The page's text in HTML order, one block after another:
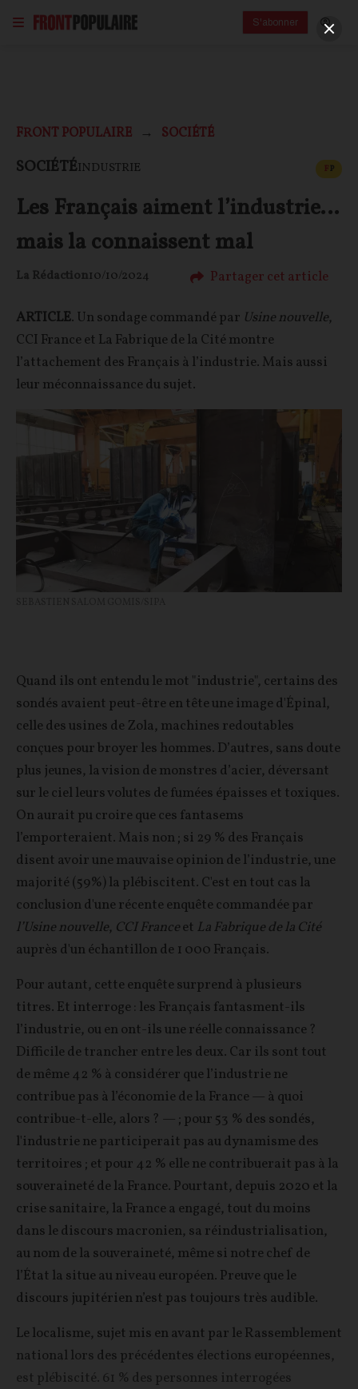
S'abonner
FRONT POPULAIRE SOCIÉTÉ
SOCIÉTÉINDUSTRIE FP
Les Français aiment l’industrie…
mais la connaissent mal
La Rédaction10/10/2024 Partager cet article
ARTICLE. Un sondage commandé par Usine nouvelle,
CCI France et La Fabrique de la Cité montre
l’attachement des Français à l’industrie. Mais aussi
leur méconnaissance du sujet.
Quand ils ont entendu le mot "industrie", certains des
sondés avaient peut-être en tête une image d'Épinal,
celle des usines de Zola, machines redoutables
conçues pour broyer les hommes. D’autres, sans doute
plus jeunes, la vision de monstres d’acier, déversant
sur le ciel leurs volutes de fumées épaisses et toxiques.
On aurait pu croire que ces fantasems
l’emporteraient. Mais non ; si 29 % des Français
disent avoir une mauvaise opinion de l’industrie, une
majorité (59%) la plébiscitent. C'est en tout cas la
conclusion d'une récente enquête commandée par
l’Usine nouvelle, CCI Franceet La Fabrique de la Cité
auprès d'un échantillon de 1 000 Français.
Pour autant, cette enquête surprend à plusieurs
titres. Et interroge : les Français fantasment-ils
l’industrie, ou en ont-ils une réelle connaissance ?
Difficile de trancher entre les deux. Car ils sont tout
de même 42 % à considérer que l’industrie ne
contribue pas à l’économie de la France — à quoi
contribue-t-elle, alors ? — ; pour 53 % des sondés,
l'industrie ne participerait pas au dynamisme des
territoires ; et pour 42 % elle ne contribuerait pas à la
souveraineté de la France. Pourtant, depuis 2020 et la
crise sanitaire, la France a engagé, tout du moins
dans le discours macronien, sa réindustrialisation,
au nom de la souveraineté, même si notre chef de
l’État la situe au niveau européen. Preuve que le
discours jupitérien n’est pas toujours très audible.
Le localisme, sujet mis en avant par le Rassemblement
national lors des précédentes élections européennes,
est plébiscité. 61 % des personnes interrogées